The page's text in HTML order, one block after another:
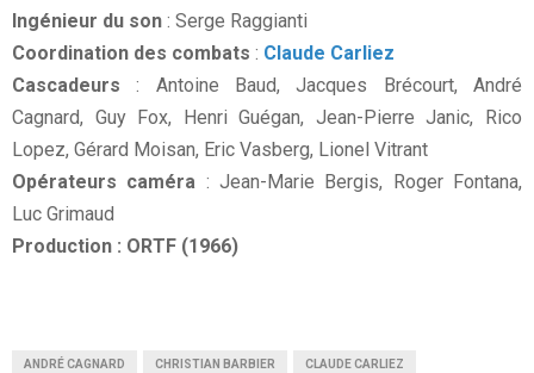
Ingénieur du son : Serge Raggianti
Coordination des combats : Claude Carliez
Cascadeurs : Antoine Baud, Jacques Brécourt, André
Cagnard, Guy Fox, Henri Guégan, Jean-Pierre Janic, Rico
Lopez, Gérard Moisan, Eric Vasberg, Lionel Vitrant
Opérateurs caméra : Jean-Marie Bergis, Roger Fontana,
Luc Grimaud
Production : ORTF (1966)
ANDRÉ CAGNARD CHRISTIAN BARBIER CLAUDE CARLIEZ